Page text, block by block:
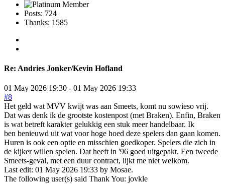
Posts: 724
Thanks: 1585
Re: Andries Jonker/Kevin Hofland
01 May 2026 19:30 - 01 May 2026 19:33
#8
Het geld wat MVV kwijt was aan Smeets, komt nu sowieso vrij.
Dat was denk ik de grootste kostenpost (met Braken). Enfin, Braken
is wat betreft karakter gelukkig een stuk meer handelbaar. Ik
ben benieuwd uit wat voor hoge hoed deze spelers dan gaan komen.
Huren is ook een optie en misschien goedkoper. Spelers die zich in
de kijker willen spelen. Dat heeft in '96 goed uitgepakt. Een tweede
Smeets-geval, met een duur contract, lijkt me niet welkom.
Last edit: 01 May 2026 19:33 by Mosae.
The following user(s) said Thank You: jovkle